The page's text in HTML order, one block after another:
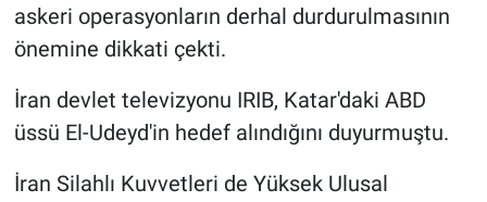
askeri operasyonların derhal durdurulmasının
önemine dikkati çekti.
İran devlet televizyonu IRIB, Katar'daki ABD
üssü El-Udeyd'in hedef alındığını duyurmuştu.
İran Silahlı Kuvvetleri de Yüksek Ulusal